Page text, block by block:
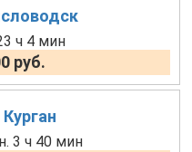
ч 4 мин
руб.
3 ч 40 мин